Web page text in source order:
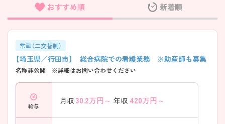
フリーワード検索
おすすめ順 新着順
常勤（二交替制）
【埼玉県／行田市】 総合病院での看護業務 ※助産師も募集
名称非公開 ※詳細はお問い合わせください
給与
月収 30.2万円～ 年収 420万円～